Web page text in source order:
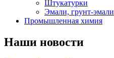
Штукатурки
Эмали, грунт-эмали
Промышленная химия
Наши новости